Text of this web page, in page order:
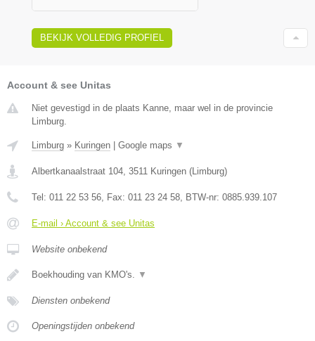
BEKIJK VOLLEDIG PROFIEL
Account & see Unitas
Niet gevestigd in de plaats Kanne, maar wel in de provincie
Limburg.
Limburg » Kuringen Google maps ▼
Albertkanaalstraat 104, 3511 Kuringen (Limburg)
Tel: 011 22 53 56, Fax: 011 23 24 58, BTW-nr: 0885.939.107
E-mail › Account & see Unitas
Website onbekend
Boekhouding van KMO's. ▼
Diensten onbekend
Openingstijden onbekend